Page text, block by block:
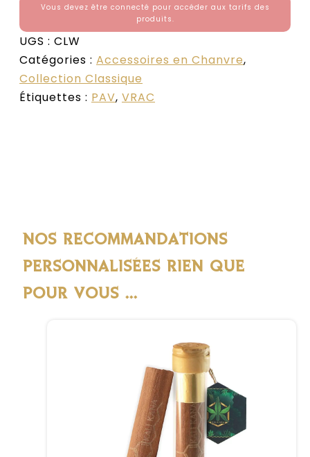
Vous devez être connecté pour accéder aux tarifs des
produits.
UGS : CLW
Catégories : Accessoires en Chanvre,
Collection Classique
Étiquettes : PAV, VRAC
NOS RECOMMANDATIONS
PERSONNALISÉES RIEN QUE
POUR VOUS ...